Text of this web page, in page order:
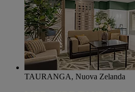
TAURANGA, Nuova Zelanda